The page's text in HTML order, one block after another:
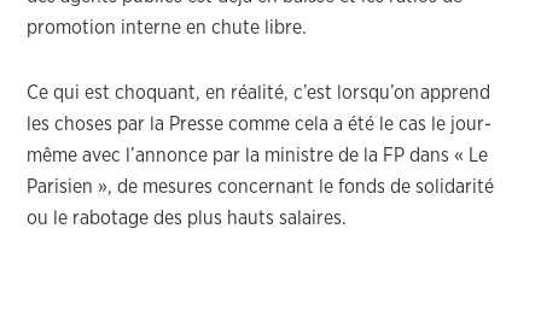
promotion interne en chute libre.
Ce qui est choquant, en réalité, c’est lorsqu’on apprend
les choses par la Presse comme cela a été le cas le jour-
même avec l’annonce par la ministre de la FP dans « Le
Parisien », de mesures concernant le fonds de solidarité
ou le rabotage des plus hauts salaires.